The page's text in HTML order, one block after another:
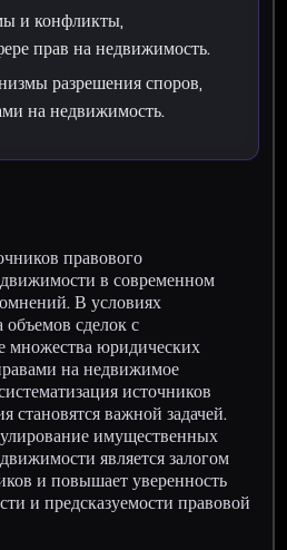
и конфликты,
прав на недвижимость.
разрешения споров,
на недвижимость.
правового
в современном
В условиях
сделок с
множества юридических
на недвижимое
источников
становятся важной задачей.
имущественных
является залогом
и повышает уверенность
и предсказуемости правовой